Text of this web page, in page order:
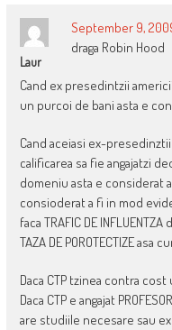
Laur
September 9,
draga Robin Hood
Cand ex presedintzii
un purcoi de bani asta e
Cand aceiasi ex-
calificarea sa fie angajatzi
domeniu asta e considerat
consioderat a fi in mod
faca TRAFIC DE
TAZA DE POROTECTIZE
Daca CTP tzinea contra
Daca CTP e angajat
are studiile necesare sau